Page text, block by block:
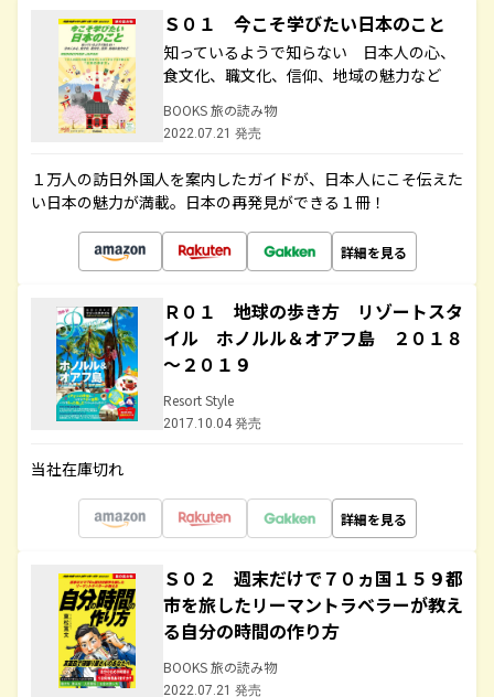
Ｓ０１ 今こそ学びたい日本のこと
知っているようで知らない 日本人の心、
食文化、職文化、信仰、地域の魅力など
BOOKS 旅の読み物
2022.07.21 発売
１万人の訪日外国人を案内したガイドが、日本人にこそ伝えた
い日本の魅力が満載。日本の再発見ができる１冊！
詳細を見る
Ｒ０１ 地球の歩き方 リゾートスタ
イル ホノルル＆オアフ島 ２０１８
～２０１９
Resort Style
2017.10.04 発売
当社在庫切れ
詳細を見る
Ｓ０２ 週末だけで７０ヵ国１５９都
市を旅したリーマントラベラーが教え
る自分の時間の作り方
BOOKS 旅の読み物
2022.07.21 発売